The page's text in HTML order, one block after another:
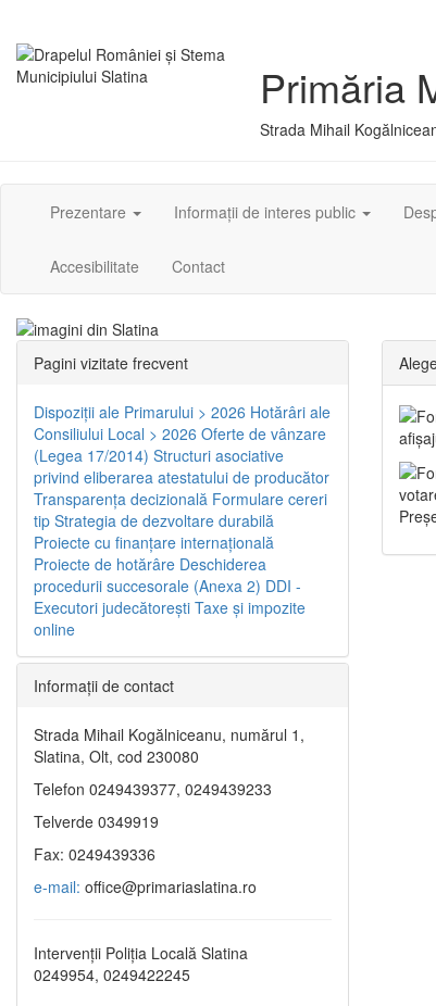
Primăria
Strada Mihail
Prezentare Informații de interes public
Accesibilitate Contact
Pagini vizitate frecvent
Dispoziţii ale Primarului > 2026 Hotărâri ale
Consiliului Local > 2026 Oferte de vânzare
(Legea 17/2014) Structuri asociative
privind eliberarea atestatului de producător
Transparenţa decizională Formulare cereri
tip Strategia de dezvoltare durabilă
Proiecte cu finanţare internaţională
Proiecte de hotărâre Deschiderea
procedurii succesorale (Anexa 2) DDI -
Executori judecătorești Taxe şi impozite
online
Informaţii de contact
Strada Mihail Kogălniceanu, numărul 1,
Slatina, Olt, cod 230080
Telefon 0249439377, 0249439233
Telverde 0349919
Fax: 0249439336
e-mail: office@primariaslatina.ro
Intervenții Poliția Locală Slatina
0249954, 0249422245